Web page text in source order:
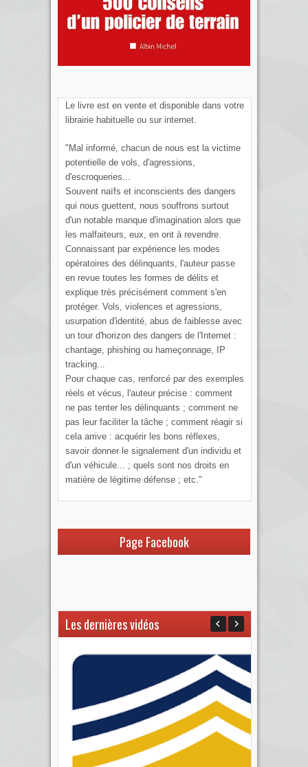
Le livre est en vente et disponible dans votre
librairie habituelle ou sur internet.
"Mal informé, chacun de nous est la victime
potentielle de vols, d'agressions,
d'escroqueries...
Souvent naïfs et inconscients des dangers
qui nous guettent, nous souffrons surtout
d'un notable manque d'imagination alors que
les malfaiteurs, eux, en ont à revendre.
Connaissant par expérience les modes
opératoires des délinquants, l'auteur passe
en revue toutes les formes de délits et
explique très précisément comment s'en
protéger. Vols, violences et agressions,
usurpation d'identité, abus de faiblesse avec
un tour d'horizon des dangers de l'Internet :
chantage, phishing ou hameçonnage, IP
tracking...
Pour chaque cas, renforcé par des exemples
réels et vécus, l'auteur précise : comment
ne pas tenter les délinquants ; comment ne
pas leur faciliter la tâche ; comment réagir si
cela arrive : acquérir les bons réflexes,
savoir donner le signalement d'un individu et
d'un véhicule... ; quels sont nos droits en
matière de légitime défense ; etc."
Page Facebook
Les dernières vidéos